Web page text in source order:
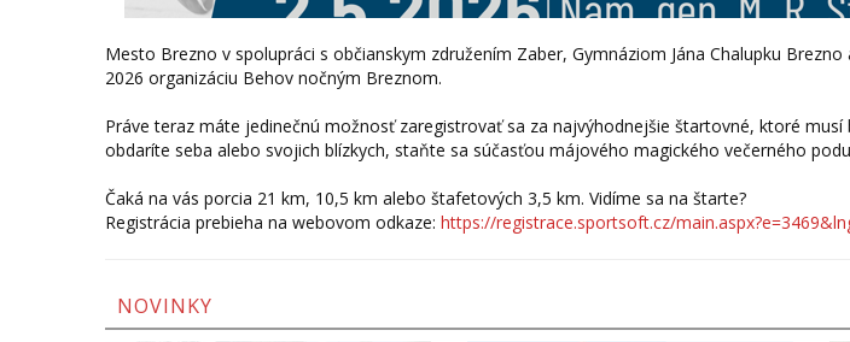
Mesto Brezno v spolupráci s občianskym združením Zaber, Gymnáziom Jána Chalupku
2026 organizáciu Behov nočným Breznom.
Práve teraz máte jedinečnú možnosť zaregistrovať sa za najvýhodnejšie štartovné, ktoré musí
obdaríte seba alebo svojich blízkych, staňte sa súčasťou májového magického večerného
Čaká na vás porcia 21 km, 10,5 km alebo štafetových 3,5 km. Vidíme sa na štarte?
Registrácia prebieha na webovom odkaze: https://registrace.sportsoft.cz/
NOVINKY